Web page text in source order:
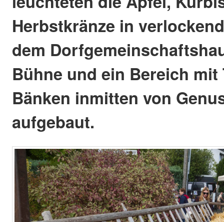
Herbstkränze in
dem
Bühne und ein Bereich
Bänken inmitten von
aufgebaut.